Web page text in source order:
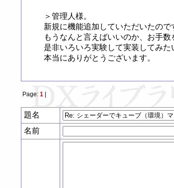
＞管理人様。
新規に機能追加していただいたので
もうなんと言えばいいのか、お手数
是非いろいろ実験して実装してみた
本当にありがとうございます。
Page: 1|
題名
名前